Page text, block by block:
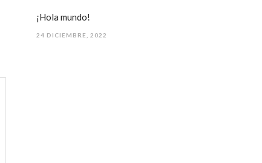
¡Hola mundo!
24 DICIEMBRE, 2022